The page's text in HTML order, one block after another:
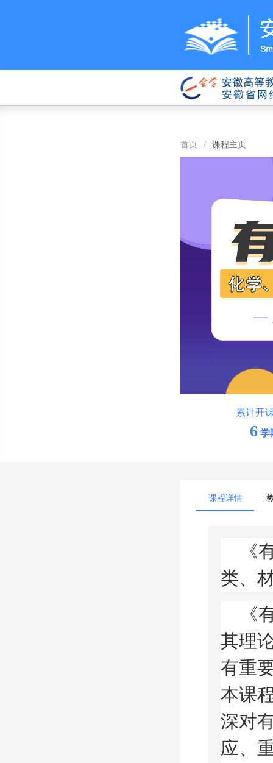
首页 / 课程主页
累计开
6 学
课程详情
《
类、
《
其理
有重
本课
深对
应、